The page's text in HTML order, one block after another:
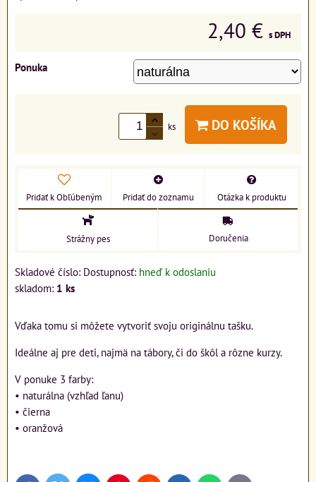
2,40 € s DPH
Ponuka
ks DO KOŠÍKA
Pridať k Obľúbeným Pridať do zoznamu Otázka k produktu
Strážny pes Doručenia
Skladové číslo: Dostupnosť: hneď k odoslaniu
skladom: 1 ks
Vďaka tomu si môžete vytvoriť svoju originálnu tašku.
Ideálne aj pre deti, najmä na tábory, či do škôl a rôzne kurzy.
V ponuke 3 farby:
• naturálna (vzhľad ľanu)
• čierna
• oranžová